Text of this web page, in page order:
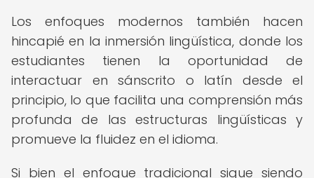
Los enfoques modernos también hacen
hincapié en la inmersión lingüística, donde los
estudiantes tienen la oportunidad de
interactuar en sánscrito o latín desde el
principio, lo que facilita una comprensión más
profunda de las estructuras lingüísticas y
promueve la fluidez en el idioma.
Si bien el enfoque tradicional sigue siendo